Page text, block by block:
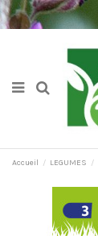
Accueil LEGUMES